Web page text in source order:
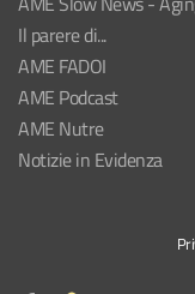
Il parere di...
AME FADOI
AME Podcast
AME Nutre
Notizie in Evidenza